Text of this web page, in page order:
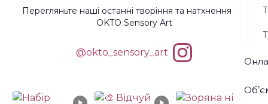
Перегляньте наші останні творіння та натхнення від
OKTO Sensory Art
@okto_sensory_art